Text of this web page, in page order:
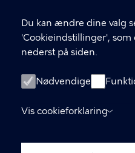
Du kan ændre dine valg
'Cookieindstillinger',
nederst på siden.
Nødvendige
Vis cookieforklaring
Digital Post
Databeskyttelse
Om hjemmesiden